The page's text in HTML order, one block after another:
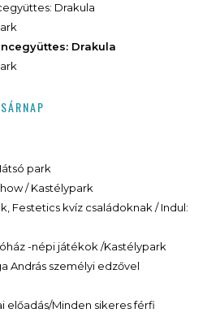
Drakula
Drakula
park
/ Kastélypark
Festetics kvíz családoknak / Indul:
-népi játékok /Kastélypark
András személyi edzővel
előadás/Minden sikeres férfi